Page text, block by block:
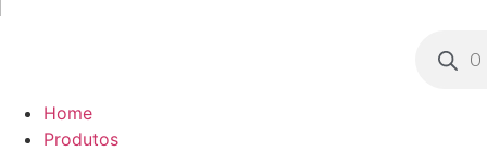
Home
Produtos